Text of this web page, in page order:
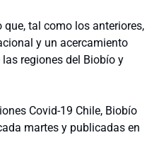
tal como los anteriores,
y un acercamiento
regiones del Biobío y
Covid-19 Chile, Biobío
martes y publicadas en